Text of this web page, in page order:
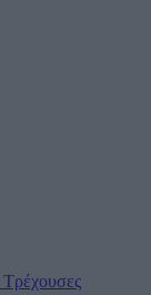
Τρέχουσες